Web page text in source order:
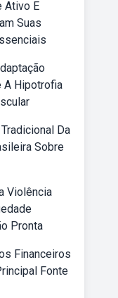
Ativo E
Suas
A Hipotrofia
Da
Sobre
Violência
Pronta
Financeiros
Fonte